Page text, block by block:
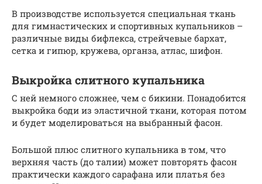
В производстве используется специальная ткань
для гимнастических и спортивных купальников –
различные виды бифлекса, стрейчевые бархат,
сетка и гипюр, кружева, органза, атлас, шифон.
Выкройка слитного купальника
С ней немного сложнее, чем с бикини. Понадобится
выкройка боди из эластичной ткани, которая потом
и будет моделироваться на выбранный фасон.
Большой плюс слитного купальника в том, что
верхняя часть (до талии) может повторять фасон
практически каждого сарафана или платья без